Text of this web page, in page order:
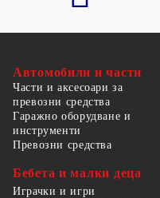
Автомобили и части
Части и аксесоари за
превозни средства
Гаражно оборудване и
инструменти
Превозни средства
Бебета и малки деца
Играчки и игри